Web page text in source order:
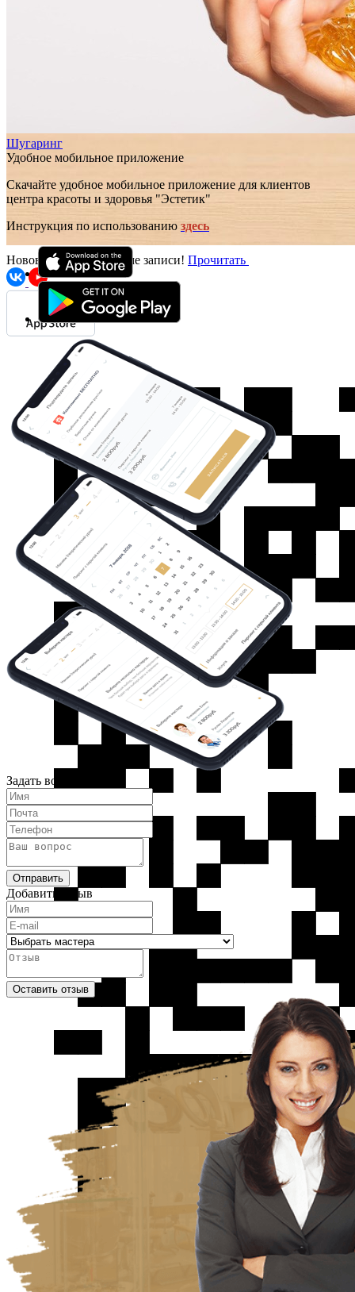
Нововведения в системе записи! Прочитать
Шугаринг
Удобное мобильное приложение
Скачайте удобное мобильное приложение для клиентов
центра красоты и здоровья "Эстетик"
Инструкция по использованию здесь
Задать вопрос
Отправить
Добавить отзыв
Оставить отзыв